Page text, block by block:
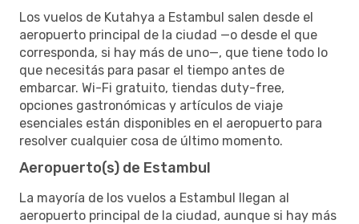
Los vuelos de Kutahya a Estambul salen desde el
aeropuerto principal de la ciudad —o desde el que
corresponda, si hay más de uno—, que tiene todo lo
que necesitás para pasar el tiempo antes de
embarcar. Wi-Fi gratuito, tiendas duty-free,
opciones gastronómicas y artículos de viaje
esenciales están disponibles en el aeropuerto para
resolver cualquier cosa de último momento.
Aeropuerto(s) de Estambul
La mayoría de los vuelos a Estambul llegan al
aeropuerto principal de la ciudad, aunque si hay más